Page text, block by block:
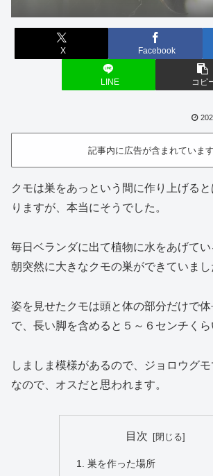
X Facebook
LINE コピ
記事内に広告が含まれています
クモは巣をあっという間に作り上げる
りますが、本当にそうでした。
毎日ベランダに出て植物に水をあげて
朝突然に大きなクモの巣ができていまし
姿を見せたクモは頭と体の部分だけで
で、長い脚を含めると５～６センチくら
しましま模様があるので、ジョロウグ
なので、オスだと思われます。
目次
巣を作った場所